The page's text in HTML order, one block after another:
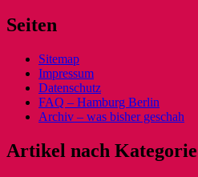
Seiten
Sitemap
Impressum
Datenschutz
FAQ – Hamburg Berlin
Archiv – was bisher geschah
Artikel nach Kategorie